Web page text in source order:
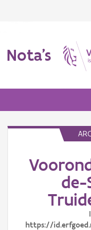
Nota's
Aanmelden
de-
https://